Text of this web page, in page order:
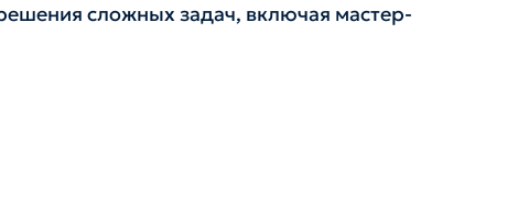
сложных задач, включая мастер-